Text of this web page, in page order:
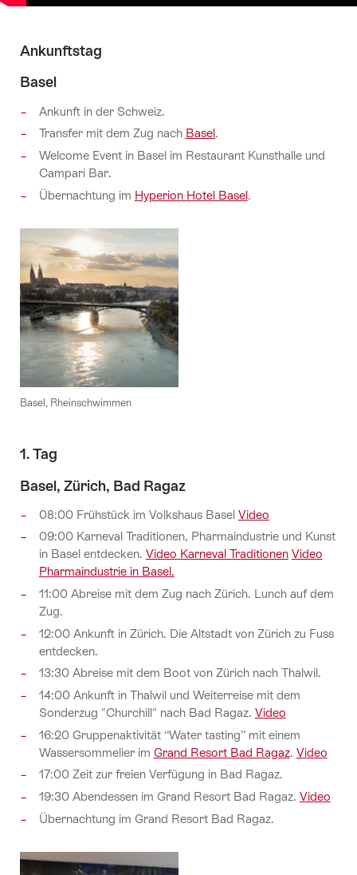
Ankunftstag
Basel
Ankunft in der Schweiz.
Transfer mit dem Zug nach Basel.
Welcome Event in Basel im Restaurant Kunsthalle und
Campari Bar.
Übernachtung im Hyperion Hotel Basel.
Basel, Rheinschwimmen
1. Tag
Basel, Zürich, Bad Ragaz
08:00 Frühstück im Volkshaus Basel Video
09:00 Karneval Traditionen, Pharmaindustrie und Kunst
in Basel entdecken. Video Karneval Traditionen Video
Pharmaindustrie in Basel.
11:00 Abreise mit dem Zug nach Zürich. Lunch auf dem
Zug.
12:00 Ankunft in Zürich. Die Altstadt von Zürich zu Fuss
entdecken.
13:30 Abreise mit dem Boot von Zürich nach Thalwil.
14:00 Ankunft in Thalwil und Weiterreise mit dem
Sonderzug "Churchill" nach Bad Ragaz. Video
16:20 Gruppenaktivität “Water tasting” mit einem
Wassersommelier im Grand Resort Bad Ragaz. Video
17:00 Zeit zur freien Verfügung in Bad Ragaz.
19:30 Abendessen im Grand Resort Bad Ragaz. Video
Übernachtung im Grand Resort Bad Ragaz.